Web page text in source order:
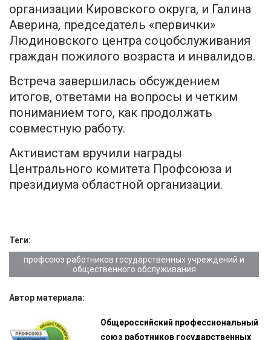
организации Кировского округа, и Галина
Аверина, председатель «первички»
Людиновского центра соцобслуживания
граждан пожилого возраста и инвалидов.
Встреча завершилась обсуждением
итогов, ответами на вопросы и четким
пониманием того, как продолжать
совместную работу.
Активистам вручили награды
Центрального комитета Профсоюза и
президиума областной организации.
Теги:
профсоюз работников государственных учреждений и
общественного обслуживания
Автор материала:
Общероссийский профессиональный
союз работников государственных